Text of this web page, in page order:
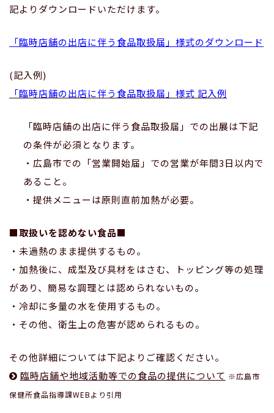
記よりダウンロードいただけます。
「臨時店舗の出店に伴う食品取扱届」様式のダウンロード
(記入例)
「臨時店舗の出店に伴う食品取扱届」様式 記入例
「臨時店舗の出店に伴う食品取扱届」での出展は下記
の条件が必須となります。
・広島市での「営業開始届」での営業が年間3日以内で
あること。
・提供メニューは原則直前加熱が必要。
■取扱いを認めない食品■
・未過熱のまま提供するもの。
・加熱後に、成型及び具材をはさむ、トッピング等の処理
があり、簡易な調理とは認められないもの。
・冷却に多量の水を使用するもの。
・その他、衛生上の危害が認められるもの。
その他詳細については下記よりご確認ください。
臨時店舗や地域活動等での食品の提供について ※広島市
保健所食品指導課WEBより引用